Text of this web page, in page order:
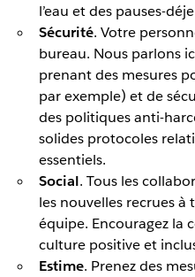
l’eau et des pauses-
Sécurité. Votre
bureau. Nous parlons
prenant des mesures
par exemple) et de
des politiques anti-
solides protocoles
essentiels.
Social. Tous les
les nouvelles recrues
équipe. Encouragez la
culture positive et
Estime. Prenez des